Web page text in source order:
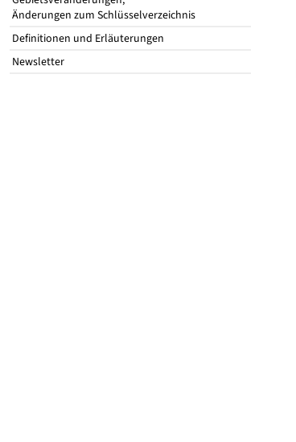
Änderungen zum Schlüsselverzeichnis
Definitionen und Erläuterungen
Newsletter